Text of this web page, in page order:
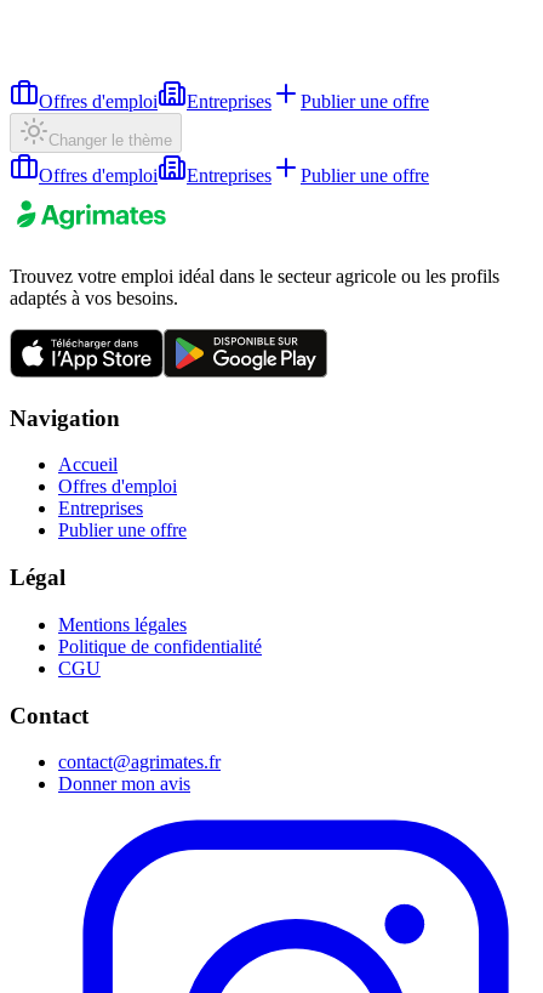
Offres d'emploi Entreprises Publier une offre
Changer le thème
Offres d'emploi Entreprises Publier une offre
Trouvez votre emploi idéal dans le secteur agricole ou les profils
adaptés à vos besoins.
Navigation
Accueil
Offres d'emploi
Entreprises
Publier une offre
Légal
Mentions légales
Politique de confidentialité
CGU
Contact
contact@agrimates.fr
Donner mon avis